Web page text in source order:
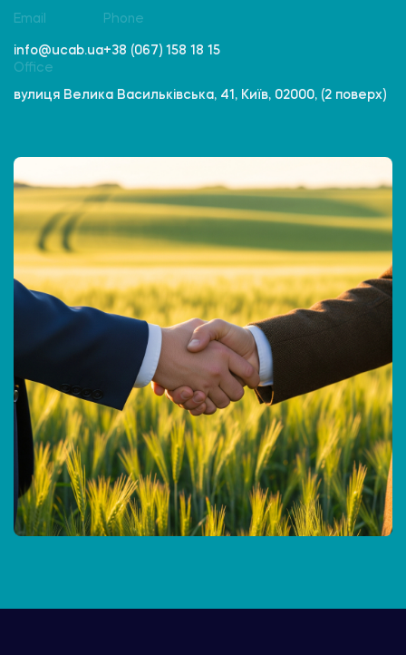
Email
info@ucab.ua
Phone
+38 (067) 158 18 15
Office
вулиця Велика Васильківська, 41, Київ, 02000, (2 поверх)